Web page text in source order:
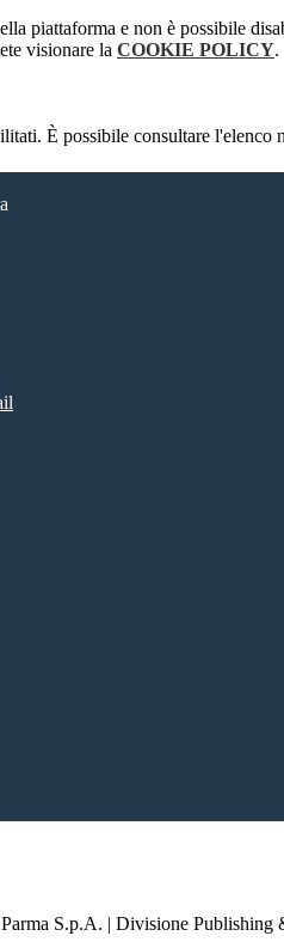
piattaforma e non è possibile
visionare la COOKIE POLICY.
È possibile consultare l'elenco
S.p.A. | Divisione